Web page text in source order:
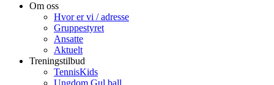
Om oss
Hvor er vi / adresse
Gruppestyret
Ansatte
Aktuelt
Treningstilbud
TennisKids
Ungdom Gul ball